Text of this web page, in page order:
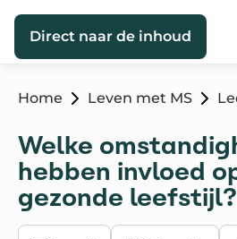
Direct naar de inhoud
Home Leven met MS
Welke
hebben invloed
gezonde leefstijl?